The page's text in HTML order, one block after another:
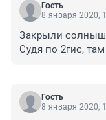
Гость
8 января 2020,
Закрыли
Судя по 2гис,
Гость
8 января 2020,